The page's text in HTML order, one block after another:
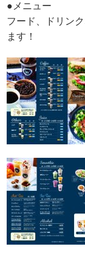
●メニュー
フード、ドリン
ます！